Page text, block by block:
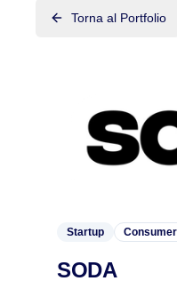
Torna al Portfolio
Startup Consumer
SODA